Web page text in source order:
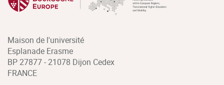
Maison de l'université
Esplanade Erasme
BP 27877 - 21078 Dijon Cedex
FRANCE